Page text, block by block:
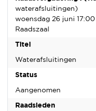
waterafsluitingen)
woensdag 26 juni
Raadszaal
Titel
Waterafsluitingen
Status
Aangenomen
Raadsleden